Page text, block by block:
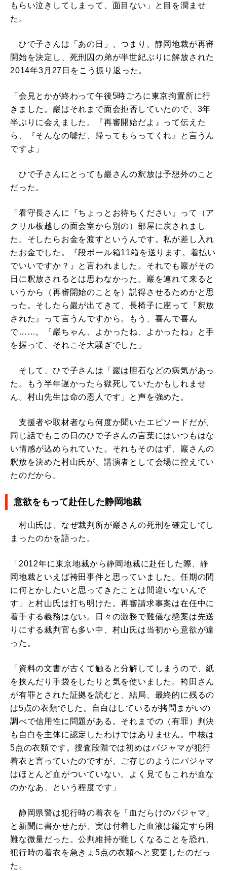
もらい泣きしてしまって、面目ない」と目を潤ませ
た。
ひで子さんは「あの日」、つまり、静岡地裁が再審
開始を決定し、死刑囚の弟が半世紀ぶりに解放された
2014年3月27日をこう振り返った。
「会見とかが終わって午後5時ごろに東京拘置所に行
きました。巖はそれまで面会拒否していたので、3年
半ぶりに会えました。『再審開始だよ』って伝えた
ら、『そんなの嘘だ、帰ってもらってくれ』と言うん
ですよ」
ひで子さんにとっても巖さんの釈放は予想外のこと
だった。
「看守長さんに『ちょっとお待ちください』って（ア
クリル板越しの面会室から別の）部屋に戻されまし
た。そしたらお金を渡すというんです。私が差し入れ
たお金でした。『段ボール箱11箱を送ります。着払い
でいいですか？』と言われました。それでも巖がその
日に釈放されるとは思わなかった。巖を連れて来ると
いうから（再審開始のことを）説得させるためかと思
った。そしたら巖が出てきて、長椅子に座って『釈放
された』って言うんですから。もう、喜んで喜ん
で……。『巖ちゃん、よかったね、よかったね』と手
を握って、それこそ大騒ぎでした」
そして、ひで子さんは「巖は胆石などの病気があっ
た。もう半年遅かったら獄死していたかもしれませ
ん。村山先生は命の恩人です」と声を強めた。
支援者や取材者なら何度か聞いたエピソードだが、
同じ話でもこの日のひで子さんの言葉にはいつもはな
い情感が込められていた。それもそのはず、巖さんの
釈放を決めた村山氏が、講演者として会場に控えてい
たのだから。
意欲をもって赴任した静岡地裁
村山氏は、なぜ裁判所が巖さんの死刑を確定してし
まったのかを語った。
「2012年に東京地裁から静岡地裁に赴任した際、静
岡地裁といえば袴田事件と思っていました。任期の間
に何とかしたいと思ってきたことは間違いないんで
す」と村山氏は打ち明けた。再審請求事案は在任中に
着手する義務はない。日々の激務で難儀な懸案は先送
りにする裁判官も多い中、村山氏は当初から意欲が違
った。
「資料の文書が古くて触ると分解してしまうので、紙
を挟んだり手袋をしたりと気を使いました。袴田さん
が有罪とされた証拠を読むと、結局、最終的に残るの
は5点の衣類でした。自白はしているが拷問まがいの
調べで信用性に問題がある。それまでの（有罪）判決
も自白を主体に認定したわけではありません。中核は
5点の衣類です。捜査段階では初めはパジャマが犯行
着衣と言っていたのですが、ご存じのようにパジャマ
はほとんど血がついていない。よく見てもこれが血な
のかなあ、という程度です」
静岡県警は犯行時の着衣を「血だらけのパジャマ」
と新聞に書かせたが、実は付着した血液は鑑定すら困
難な微量だった。公判維持が難しくなることを恐れ、
犯行時の着衣を急きょ5点の衣類へと変更したのだっ
た。